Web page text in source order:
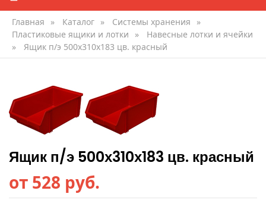
Главная » Каталог » Системы хранения
»
Пластиковые ящики и лотки
»
Навесные лотки и ячейки
»
Ящик п/э 500х310х183 цв. красный
Ящик п/э 500х310х183 цв. красный
от 528 руб.